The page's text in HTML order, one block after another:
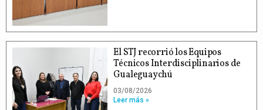
El STJ recorrió los Equipos
Técnicos Interdisciplinarios de
Gualeguaychú
03/08/2026
Leer más »